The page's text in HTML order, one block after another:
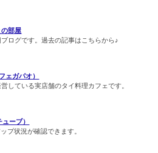
の部屋
ログです。過去の記事はこちらから♪
ェガパオ）
している実店舗のタイ料理カフェです。
ーブ）
プ状況が確認できます。